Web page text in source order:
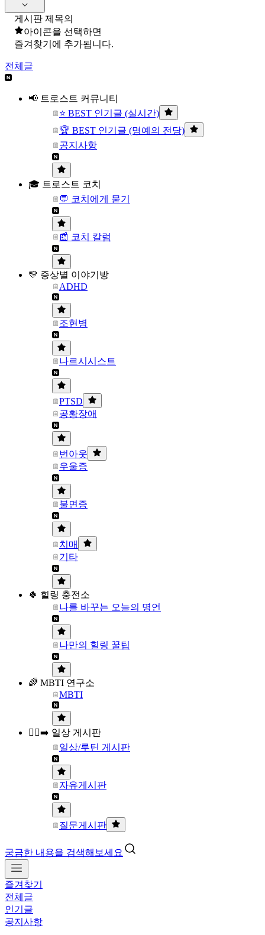
게시판 제목의
아이콘을 선택하면
즐겨찾기에 추가됩니다.
전체글
📢 트로스트 커뮤니티
⭐ BEST 인기글 (실시간)
🏆 BEST 인기글 (명예의 전당)
공지사항
🎓 트로스트 코치
💬 코치에게 묻기
📰 코치 칼럼
💛 증상별 이야기방
ADHD
조현병
나르시시스트
PTSD
공황장애
번아웃
우울증
불면증
치매
기타
🍀 힐링 충전소
나를 바꾸는 오늘의 명언
나만의 힐링 꿀팁
🌈 MBTI 연구소
MBTI
🏃‍♀️‍➡️ 일상 게시판
일상/루틴 게시판
자유게시판
질문게시판
궁금한 내용을 검색해보세요
즐겨찾기
전체글
인기글
공지사항